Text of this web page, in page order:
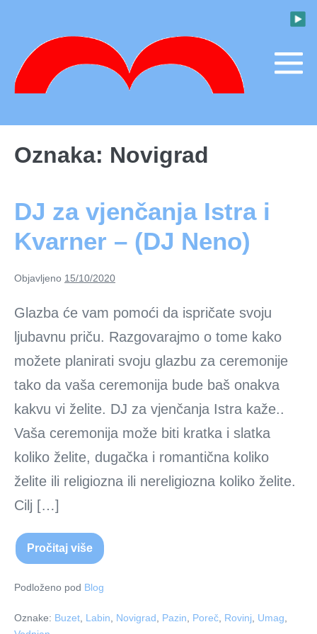
sadržaja
Oznaka: Novigrad
DJ za vjenčanja Istra i
Kvarner – (DJ Neno)
Objavljeno 15/10/2020
Glazba će vam pomoći da ispričate svoju
ljubavnu priču. Razgovarajmo o tome kako
možete planirati svoju glazbu za ceremonije
tako da vaša ceremonija bude baš onakva
kakvu vi želite. DJ za vjenčanja Istra kaže..
Vaša ceremonija može biti kratka i slatka
koliko želite, dugačka i romantična koliko
želite ili religiozna ili nereligiozna koliko želite.
Cilj […]
Pročitaj više
DJ
za
Istra
–
Podloženo pod Blog
Oznake: Buzet Labin Novigrad Pazin Poreč Rovinj Umag